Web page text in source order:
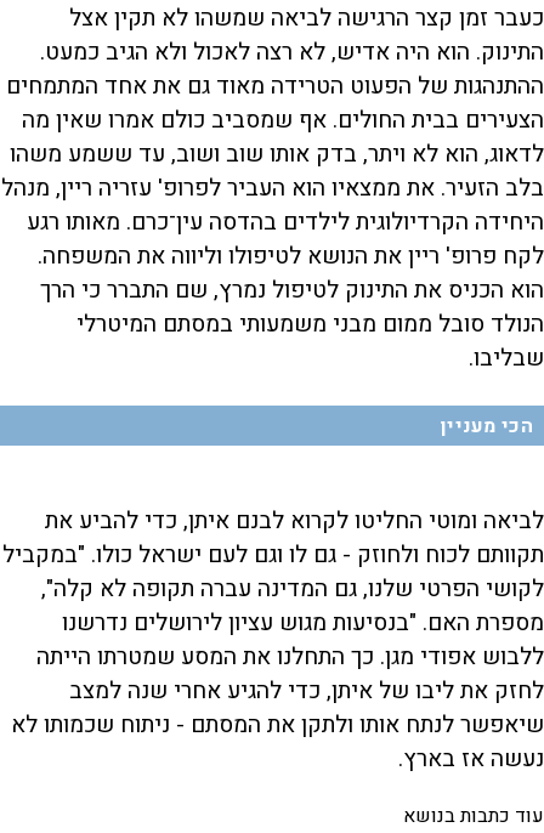
כעבר זמן קצר הרגישה לביאה שמשהו לא תקין אצל
התינוק. הוא היה אדיש, לא רצה לאכול ולא הגיב כמעט.
ההתנהגות של הפעוט הטרידה מאוד גם את אחד המתמחים
הצעירים בבית החולים. אף שמסביב כולם אמרו שאין מה
לדאוג, הוא לא ויתר, בדק אותו שוב ושוב, עד ששמע משהו
בלב הזעיר. את ממצאיו הוא העביר לפרופ' עזריה ריין, מנהל
היחידה הקרדיולוגית לילדים בהדסה עין־כרם. מאותו רגע
לקח פרופ' ריין את הנושא לטיפולו וליווה את המשפחה.
הוא הכניס את התינוק לטיפול נמרץ, שם התברר כי הרך
הנולד סובל ממום מבני משמעותי במסתם המיטרלי
שבליבו.
הכי מעניין
לביאה ומוטי החליטו לקרוא לבנם איתן, כדי להביע את
תקוותם לכוח ולחוזק - גם לו וגם לעם ישראל כולו. "במקביל
לקושי הפרטי שלנו, גם המדינה עברה תקופה לא קלה",
מספרת האם. "בנסיעות מגוש עציון לירושלים נדרשנו
ללבוש אפודי מגן. כך התחלנו את המסע שמטרתו הייתה
לחזק את ליבו של איתן, כדי להגיע אחרי שנה למצב
שיאפשר לנתח אותו ולתקן את המסתם - ניתוח שכמותו לא
נעשה אז בארץ.
עוד כתבות בנושא